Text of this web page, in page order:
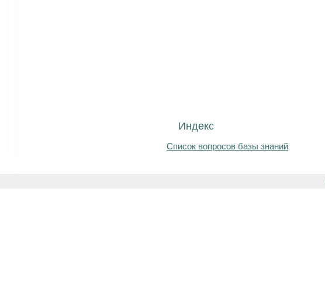
Индекс
Список вопросов базы знаний